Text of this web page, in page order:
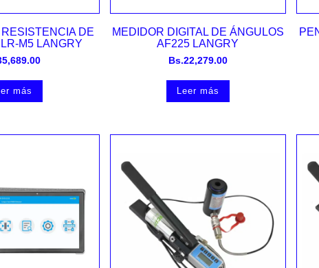
DE
M5 LANGRY
más
Vista rápida
MEDIDOR DIGITAL DE ÁNGULOS
AF225 LANGRY
Bs.22,279.00
Leer más